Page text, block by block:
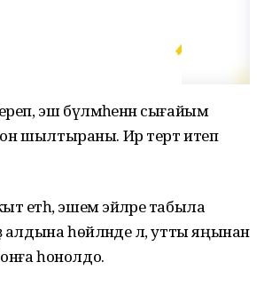
эш бүлмәһенән сығайым
шылтыраны. Ир терт итеп
етһә, эшем эйәләре табыла
һөйләнде лә, утты яңынан
һонолдо.